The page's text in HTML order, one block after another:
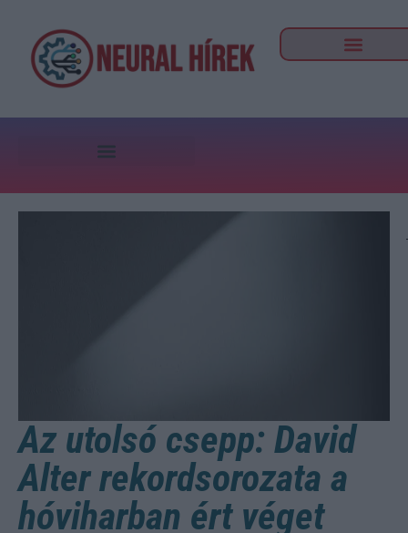
Az utolsó csepp: David
Alter rekordsorozata a
hóviharban ért véget